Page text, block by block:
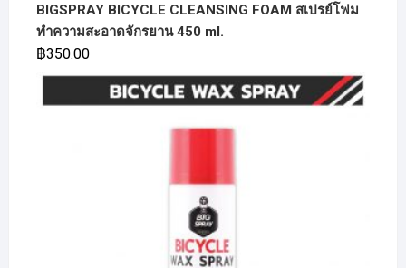
BIGSPRAY BICYCLE CLEANSING FOAM สเปรย์โฟม
ทำความสะอาดจักรยาน 450 ml.
฿350.00